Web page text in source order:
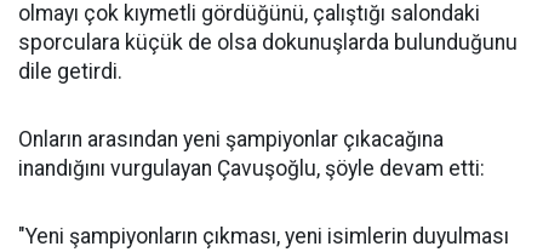
olmayı çok kıymetli gördüğünü, çalıştığı salondaki
sporculara küçük de olsa dokunuşlarda bulunduğunu
dile getirdi.
Onların arasından yeni şampiyonlar çıkacağına
inandığını vurgulayan Çavuşoğlu, şöyle devam etti:
"Yeni şampiyonların çıkması, yeni isimlerin duyulması